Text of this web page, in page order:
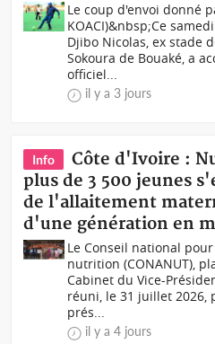
Le coup d'envoi donné
KOACI)&nbsp;Ce
Djibo Nicolas, ex stade
Sokoura de Bouaké, a
officiel...
il y a 3 jours
Info
Côte d'Ivoire :
plus de 3 500 jeunes
de l'allaitement
d'une génération en
Le Conseil national
nutrition (CONANUT),
Cabinet du Vice-
réuni, le 31 juillet 2026,
prés...
il y a 4 jours